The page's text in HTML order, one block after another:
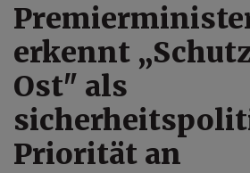
erkennt
Ost" als
Priorität an